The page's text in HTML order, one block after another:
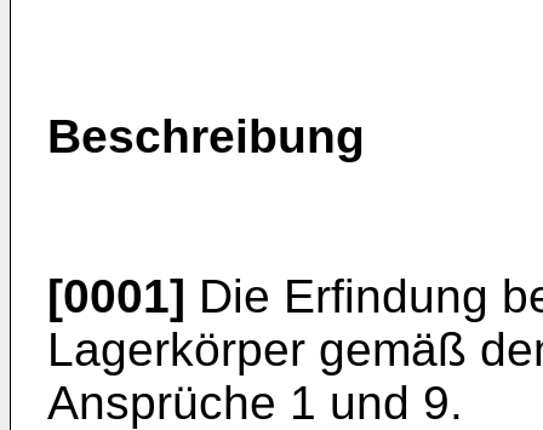
Beschreibung
[0001] Die Erfindung
Lagerkörper gemäß
Ansprüche 1 und 9.